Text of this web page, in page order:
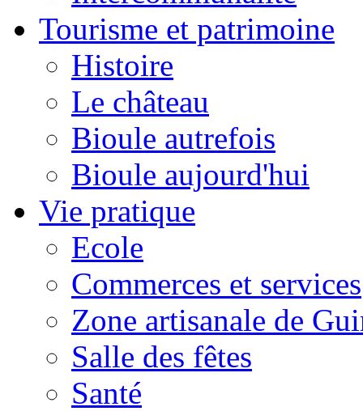
Tourisme et patrimoine
Histoire
Le château
Bioule autrefois
Bioule aujourd'hui
Vie pratique
Ecole
Commerces et services
Zone artisanale de
Salle des fêtes
Santé